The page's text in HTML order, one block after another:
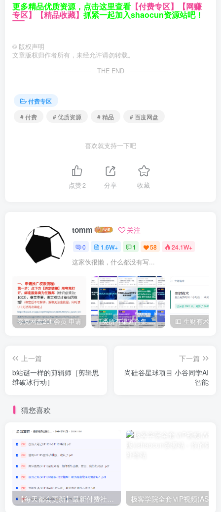
更多精品优质资源，点击这里查看 【付费专区】 【网赚
专区】 【精品收藏】 抓紧一起加入shaocun资源站吧！
© 版权声明
文章版权归作者所有，未经允许请勿转载。
THE END
付费专区
# 付费
# 优质资源 # 精品 # 百度网盘
喜欢就支持一下吧
点赞2 分享 收藏
tomm 关注
0 1.6W+ 1 58 24.1W+
这家伙很懒，什么都没有写...
夸克网盘20t 会员 申请 IT类所有渠道合集 持续日更，目前近四千多条资源 年费用户微信私信获取权限
上一篇
b站谜一样的剪辑师［剪辑思
维破冰行动］
下一篇
尚硅谷星球项目 小谷同学AI
智能
猜您喜欢
【每天都会更新】最新付费社群公众号文章 极客学院全套ⅥP视频(AS版)